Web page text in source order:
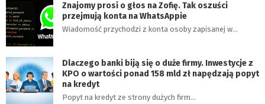
Znajomy prosi o głos na Zofię. Tak oszuści
przejmują konta na WhatsAppie
Wiadomość przychodzi z konta osoby zapisanej w…
Dlaczego banki biją się o duże firmy. Inwestycje z
KPO o wartości ponad 158 mld zł napędzają popyt
na kredyt
Popyt na kredyt ze strony dużych firm…